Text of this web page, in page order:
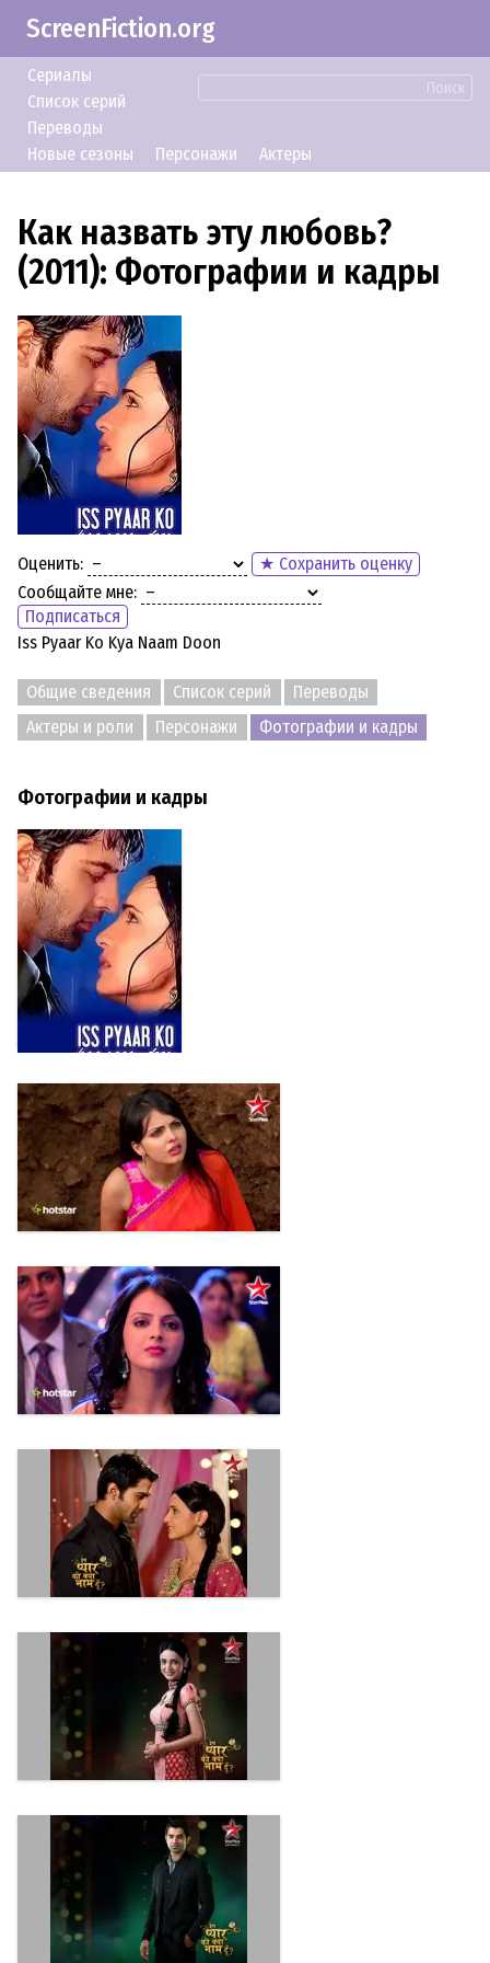
ScreenFiction.org
Поиск
Сериалы
Список серий
Переводы
Новые сезоны
Персонажи Актеры
Как назвать эту любовь?
(2011): Фотографии и кадры
Оценить:
★ Сохранить оценку
Сообщайте мне:
Подписаться
Iss Pyaar Ko Kya Naam Doon
Общие сведения Список серий
Переводы
Актеры и роли
Персонажи Фотографии и кадры
Фотографии и кадры